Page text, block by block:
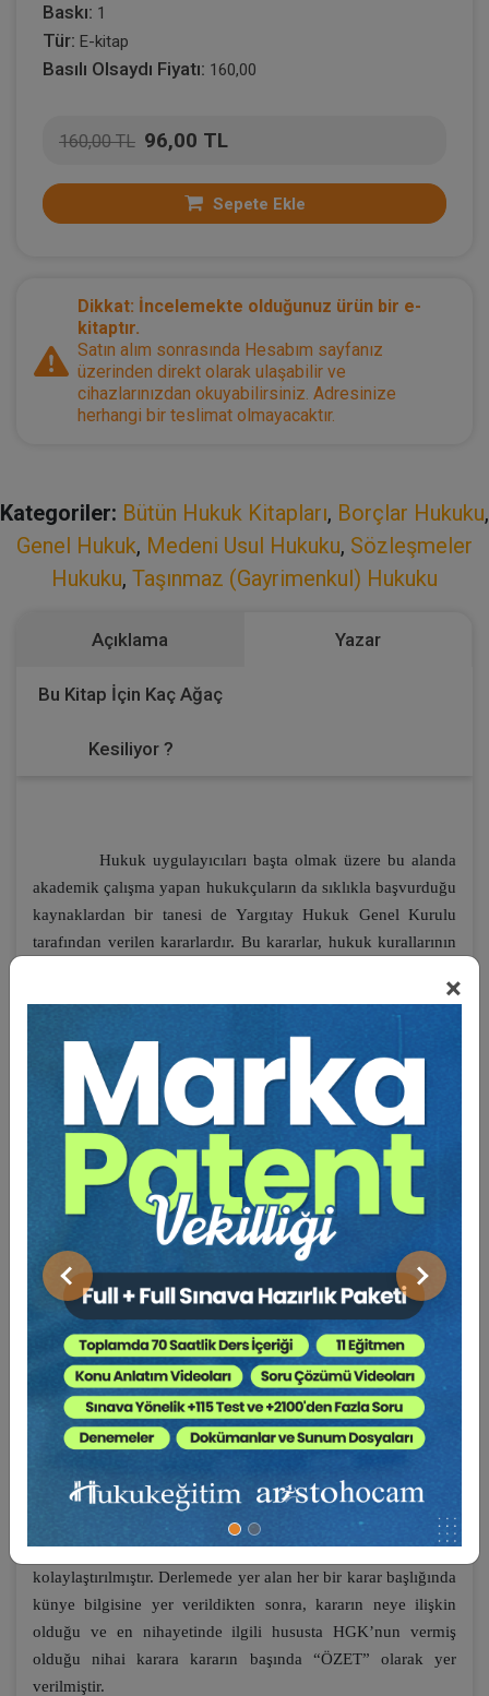
×
Önceki Sonraki
Baskı: 1
Tür: E-kitap
Basılı Olsaydı Fiyatı: 160,00
160,00 TL 96,00 TL
Sepete Ekle
Dikkat: İncelemekte olduğunuz ürün bir e-
kitaptır.
Satın alım sonrasında Hesabım sayfanız
üzerinden direkt olarak ulaşabilir ve
cihazlarınızdan okuyabilirsiniz. Adresinize
herhangi bir teslimat olmayacaktır.
Kategoriler: Bütün Hukuk Kitapları, Borçlar Hukuku,
Genel Hukuk, Medeni Usul Hukuku, Sözleşmeler
Hukuku, Taşınmaz (Gayrimenkul) Hukuku
Açıklama Yazar
Bu Kitap İçin Kaç Ağaç
Kesiliyor ?
Hukuk uygulayıcıları başta olmak üzere bu alanda
akademik çalışma yapan hukukçuların da sıklıkla başvurduğu
kaynaklardan bir tanesi de Yargıtay Hukuk Genel Kurulu
tarafından verilen kararlardır. Bu kararlar, hukuk kurallarının
ayrıntılı incelemeler içermesinin yanında teorik bilgiler de
kararların ekseriyetle kesin olması ve ilk derece
mahkemelerini bağlaması da emsal niteliğini
güçlendirmektedir. Bu nedenle her aşamadaki hukuk
uygulayıcıları için son derece yol gösterici olma özelliğini
İşte elinizdeki çalışma da Hukuk Genel Kurulu
kararlarının bu özellikleri dikkate alınarak, hukuk
uygulayıcılarına açacakları ve/veya yürütmekte oldukları
davalarda yol gösterici olabilmesi amacıyla hazırlanmıştır.
HGK Diyor Kiadı verilen bu seri, 2020-2022 yıllarını
kapsar şekilde, uygulamada en çok karşılaşılan, en dinamik,
en çok ihtiyaç duyulan konu başlıkları tespit edilerek belli bir
konu başlığına hasredilerek derlenen kararlardan
oluşmaktadır. Derlenen kararların her birine bir numara
kullanılmak suretiyle içindekilerde başlık olarak yer almıştır.
Kitap içeriğinde ise her sayfanın üst başlığında karar
numarasına yer verilerek karar metnini bulmak
kolaylaştırılmıştır. Derlemede yer alan her bir karar başlığında
künye bilgisine yer verildikten sonra, kararın neye ilişkin
olduğu ve en nihayetinde ilgili hususta HGK’nun vermiş
olduğu nihai karara kararın başında “ÖZET” olarak yer
verilmiştir.